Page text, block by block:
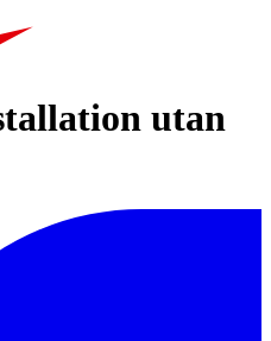
utan